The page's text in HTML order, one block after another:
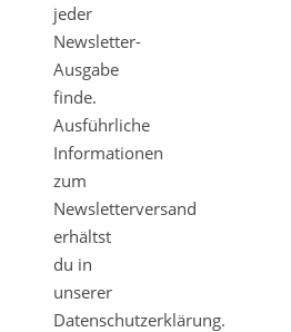
jeder
Newsletter-
Ausgabe
finde.
Ausführliche
Informationen
zum
Newsletterversand
erhältst
du in
unserer
Datenschutzerklärung.